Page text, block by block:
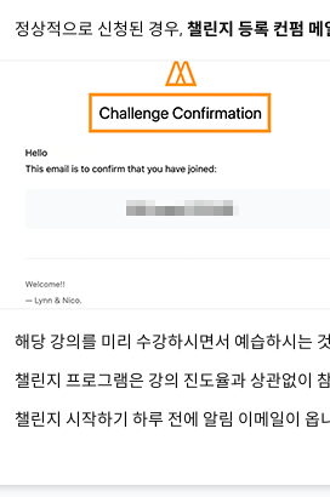
정상적으로 신청된 경우, 챌린지 등록 컨펌 메
해당 강의를 미리 수강하시면서 예습하시는
챌린지 프로그램은 강의 진도율과 상관없이
챌린지 시작하기 하루 전에 알림 이메일이 옵